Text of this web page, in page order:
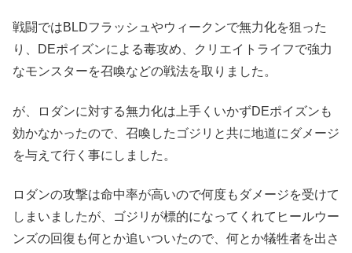
戦闘ではBLDフラッシュやウィークンで無力化を狙った
り、DEポイズンによる毒攻め、クリエイトライフで強力
なモンスターを召喚などの戦法を取りました。
が、ロダンに対する無力化は上手くいかずDEポイズンも
効かなかったので、召喚したゴジリと共に地道にダメージ
を与えて行く事にしました。
ロダンの攻撃は命中率が高いので何度もダメージを受けて
しまいましたが、ゴジリが標的になってくれてヒールウー
ンズの回復も何とか追いついたので、何とか犠牲者を出さ